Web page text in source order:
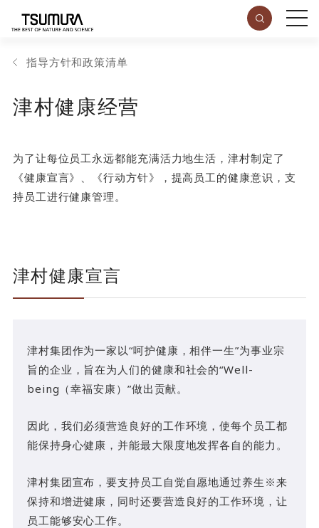
指导方针和政策清单
津村健康经营
为了让每位员工永远都能充满活力地生活，津村制定了
《健康宣言》、《行动方针》，提高员工的健康意识，支
持员工进行健康管理。
津村健康宣言
津村集团作为一家以“呵护健康，相伴一生”为事业宗
旨的企业，旨在为人们的健康和社会的“Well-
being（幸福安康）”做出贡献。
因此，我们必须营造良好的工作环境，使每个员工都
能保持身心健康，并能最大限度地发挥各自的能力。
津村集团宣布，要支持员工自觉自愿地通过养生※来
保持和增进健康，同时还要营造良好的工作环境，让
员工能够安心工作。